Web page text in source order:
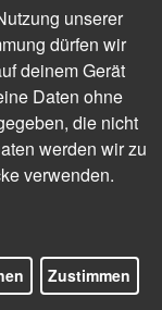
zum
glaubt“, sagt
Artificial
unserer
dürfen wir
deinem Gerät
Daten ohne
die nicht
werden wir zu
verwenden.
Zustimmen